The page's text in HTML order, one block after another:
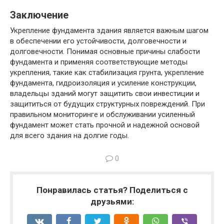
Заключение
Укрепление фундамента здания является важным шагом
в обеспечении его устойчивости, долговечности и
долговечности. Понимая основные причины слабости
фундамента и применяя соответствующие методы
укрепления, такие как стабилизация грунта, укрепление
фундамента, гидроизоляция и усиление конструкции,
владельцы зданий могут защитить свои инвестиции и
защититься от будущих структурных повреждений. При
правильном мониторинге и обслуживании усиленный
фундамент может стать прочной и надежной основой
для всего здания на долгие годы.
0
Понравилась статья? Поделиться с
друзьями: